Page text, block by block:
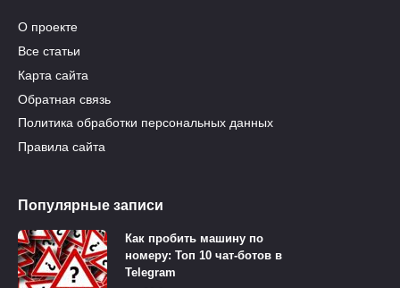
О проекте
Все статьи
Карта сайта
Обратная связь
Политика обработки персональных данных
Правила сайта
Популярные записи
Как пробить машину по
номеру: Топ 10 чат-ботов в
Telegram